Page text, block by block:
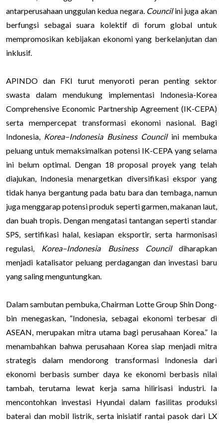
antarperusahaan unggulan kedua negara. Councilini juga akan
berfungsi sebagai suara kolektif di forum global untuk
mempromosikan kebijakan ekonomi yang berkelanjutan dan
inklusif.
APINDO dan FKI turut menyoroti peran penting sektor
swasta dalam mendukung implementasi Indonesia-Korea
Comprehensive Economic Partnership Agreement (IK-CEPA)
serta mempercepat transformasi ekonomi nasional. Bagi
Indonesia, Korea–Indonesia Business Councilini membuka
peluang untuk memaksimalkan potensi IK-CEPA yang selama
ini belum optimal. Dengan 18 proposal proyek yang telah
diajukan, Indonesia menargetkan diversifikasi ekspor yang
tidak hanya bergantung pada batu bara dan tembaga, namun
juga menggarap potensi produk seperti garmen, makanan laut,
dan buah tropis. Dengan mengatasi tantangan seperti standar
SPS, sertifikasi halal, kesiapan eksportir, serta harmonisasi
regulasi, Korea–Indonesia Business Councildiharapkan
menjadi katalisator peluang perdagangan dan investasi baru
yang saling menguntungkan.
Dalam sambutan pembuka, Chairman Lotte Group Shin Dong-
bin menegaskan, “Indonesia, sebagai ekonomi terbesar di
ASEAN, merupakan mitra utama bagi perusahaan Korea.” Ia
menambahkan bahwa perusahaan Korea siap menjadi mitra
strategis dalam mendorong transformasi Indonesia dari
ekonomi berbasis sumber daya ke ekonomi berbasis nilai
tambah, terutama lewat kerja sama hilirisasi industri. Ia
mencontohkan investasi Hyundai dalam fasilitas produksi
baterai dan mobil listrik, serta inisiatif rantai pasok dari LX